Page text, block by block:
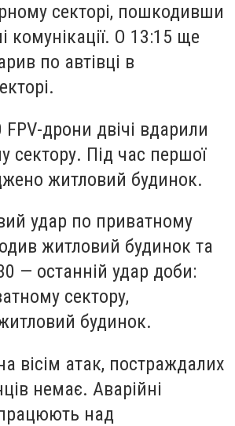
секторі, пошкодивши
комунікації. О 13:15 ще
по автівці в
FPV-дрони двічі вдарили
сектору. Під час першої
житловий будинок.
удар по приватному
житловий будинок та
— останній удар доби:
сектору,
будинок.
вісім атак, постраждалих
немає. Аварійні
над